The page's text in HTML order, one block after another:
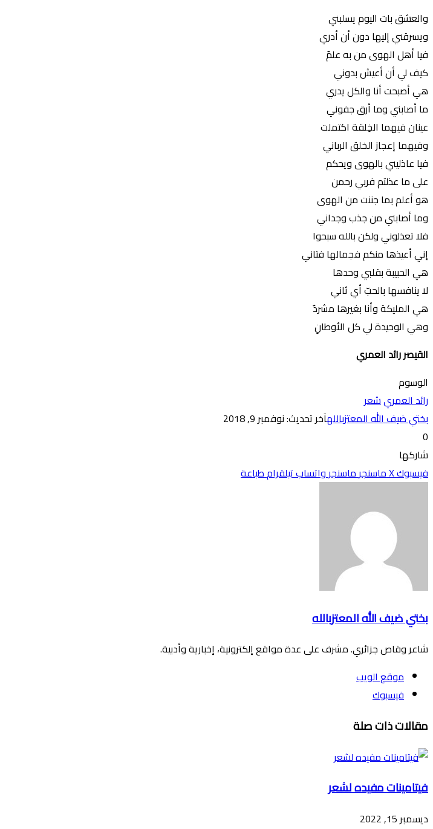
والعشق بات اليوم يسلبني
ويسرقني إليها دون أن أدري
فيا أهل الهوى من به علمٌ
كيف لي أن أعيش بدوني
هي أصبحت أنا والكل يدري
ما أصابني وما أرق جفوني
عينان فيهما الخِلقة اكتملت
وفيهما إعجاز الخلق الرباني
فيا عاذليني بالهوى ويحكم
على ما عذلتم فربي رحمن
هو أعلم بما جننت من الهوى
وما أصابني من جذب وجداني
فلا تعذلوني ولكن بالله سبحوا
إني أعيذها منكم فجمالها فتاني
هي الحبيبة بقلبي وحدها
لا ينافسها بالحبّ أي ثاني
هي المليكة وأنا بغيرها مشردٌ
وهي الوحيدة لي كل الأوطانِ
القيصر رائد العمري
الوسوم
رائد العمريشعر
بختي ضيف الله المعتزباللهآخر تحديث: نوفمبر 9, 2018
0
شاركها
فيسبوك‫Xماسنجرماسنجر واتسابتيلقرامطباعة
بختي ضيف الله المعتزبالله
شاعر وقاص جزائري. مشرف على عدة مواقع إلكترونية، إخبارية وأدبية.
موقع الويب
فيسبوك
مقالات ذات صلة
فيتامينات مفيده لشعر
ديسمبر 15, 2022